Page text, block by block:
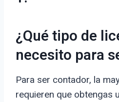
¿Qué tipo de
necesito para
Para ser contador, la
requieren que obtengas